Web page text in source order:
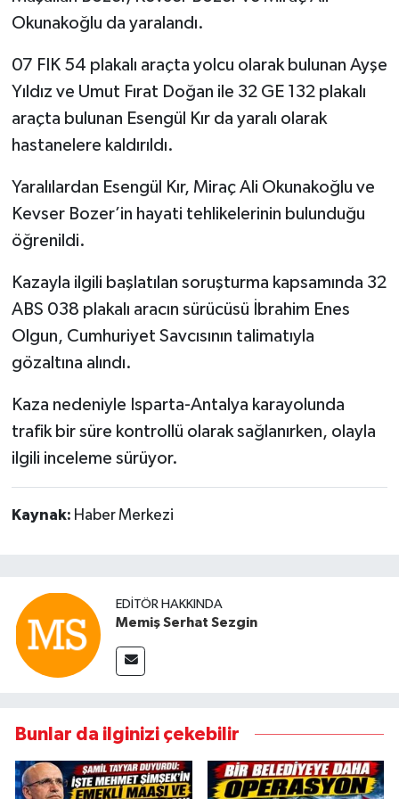
Okunakoğlu da yaralandı.
07 FIK 54 plakalı araçta yolcu olarak bulunan Ayşe
Yıldız ve Umut Fırat Doğan ile 32 GE 132 plakalı
araçta bulunan Esengül Kır da yaralı olarak
hastanelere kaldırıldı.
Yaralılardan Esengül Kır, Miraç Ali Okunakoğlu ve
Kevser Bozer’in hayati tehlikelerinin bulunduğu
öğrenildi.
Kazayla ilgili başlatılan soruşturma kapsamında 32
ABS 038 plakalı aracın sürücüsü İbrahim Enes
Olgun, Cumhuriyet Savcısının talimatıyla
gözaltına alındı.
Kaza nedeniyle Isparta-Antalya karayolunda
trafik bir süre kontrollü olarak sağlanırken, olayla
ilgili inceleme sürüyor.
Kaynak: Haber Merkezi
EDITÖR HAKKINDA
Memiş Serhat Sezgin
Bunlar da ilginizi çekebilir